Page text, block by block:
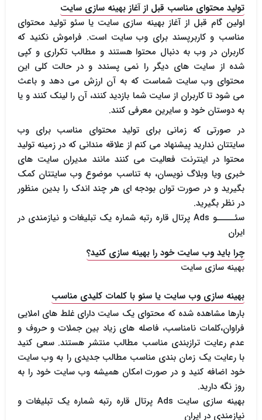
تولید محتوای مناسب قبل از آغاز بهینه سازی سایت
اولین گام قبل از آغاز بهینه سازی سایت یا سئو تولید محتوای
مناسب و کاربرپسند برای وب سایت است. فراموش نکنید که
کاربران در وب به دنبال محتوا هستند و مطالب تکراری و کپی
شده از سایت های دیگر را نمی پسندد و در حالت کلی این
محتوای وب سایت شماست که به آن ارزش می دهد و باعث
می شود تا کاربران از سایت شما بازدید کنند، آن را لینک کنند و یا
به دوستان خود و سایرین معرفی کنند.
در صورتی که زمانی برای تولید محتوای مناسب برای وب
سایتتان ندارید پیشنهاد می کنم از علاقه مندانی که در زمینه تولید
محتوا در اینترنت فعالیت می کنند مانند مدیران سایت های
خبری ویا وبلاگ نویسان، به تناسب موضوع وب سایتتان کمک
بگیرید و در صورت توان بودجه ای هر چند اندک را بدین منظور
در نظر بگیرید.
سئـــــو Ads پرتال قاره رتبه شماره یک تبلیغات و نیازمندی در
ایران
چرا باید وب سایت خود را بهینه سازی کنید؟
بهینه سازی سایت
بهینه سازی وب سایت یا سئو با کلمات کلیدی مناسب
بارها مشاهده شده که محتوای یک سایت دارای غلط های املایی
فراوان،کلمات نامناسب، فاصله های زیاد بین جملات و حروف و
عدم رعایت ترازبندی مناسب مطالب منتشر هستند. سعی کنید
با رعایت یک زمان بندی مناسب مطالب جدیدی را به وب سایت
خود اضافه کنید و در صورت امکان همیشه وب سایت خود را به
روز نگه دارید.
بهینه سازی سایت Ads پرتال قاره رتبه شماره یک تبلیغات و
نیازمندی در ایران